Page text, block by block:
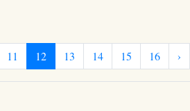
11 12 13 14 15 16 ›